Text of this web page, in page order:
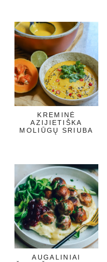
KREMINĖ
AZIJIETIŠKA
MOLIŪGŲ SRIUBA
AUGALINIAI